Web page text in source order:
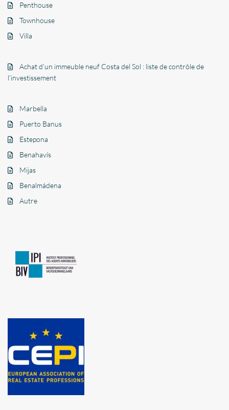
Penthouse
Townhouse
Villa
Achat d’un immeuble neuf Costa del Sol : liste de contrôle de
l’investissement
Marbella
Puerto Banus
Estepona
Benahavís
Mijas
Benalmádena
Autre